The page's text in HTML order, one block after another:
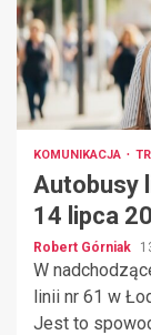
KOMUNIKACJA
Autobusy
14 lipca
Robert Górniak
W
linii nr 61 w
Jest to